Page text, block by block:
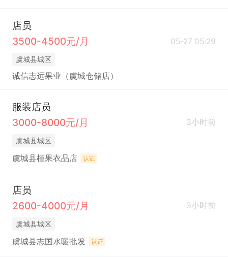
店员
3500-4500元/月
05-27 05:29
虞城县城区
诚信志远果业（虞城仓储店）
服装店员
3000-8000元/月
3小时前
虞城县城区
虞城县槿果衣品店 认证
店员
2600-4000元/月
3小时前
虞城县城区
虞城县志国水暖批发 认证